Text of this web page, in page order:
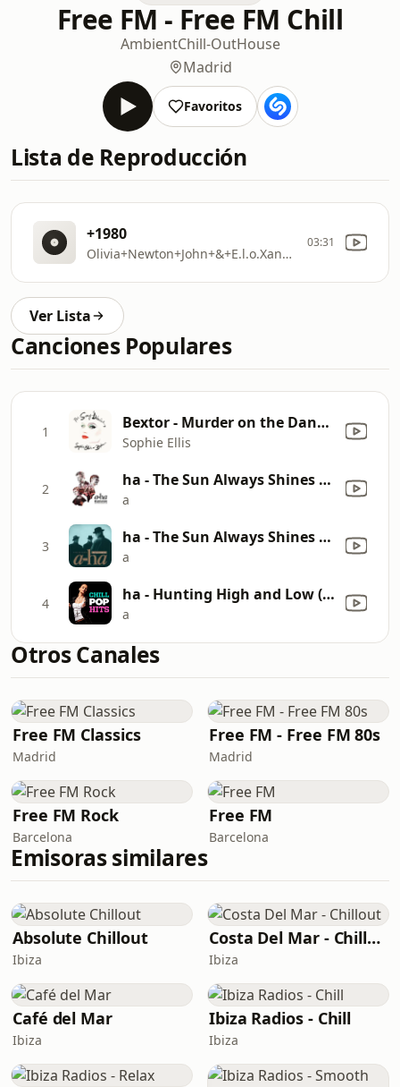
Free FM - Free FM Chill
AmbientChill-OutHouse
Madrid
Favoritos
Lista de Reproducción
+1980
Olivia+Newton+John+&+E.l.o.Xanadu+
03:31
Ver Lista
Canciones Populares
1 Bextor - Murder on the Dancefloor (Orchestral Disco Version) [Bonus Track]
Sophie Ellis
2 ha - The Sun Always Shines On TV (feat. Ingrid Helene Håvik) [MTV Unplugged]
a
3 ha - The Sun Always Shines on TV (Future Funk Squad's 'Radiant 4K' Remix)
a
4 ha - Hunting High and Low (2015 Remaster)
a
Otros Canales
Free FM Classics
Madrid
Free FM - Free FM 80s
Madrid
Free FM Rock
Barcelona
Free FM
Barcelona
Emisoras similares
Absolute Chillout
Ibiza
Costa Del Mar - Chillout
Ibiza
Café del Mar
Ibiza
Ibiza Radios - Chill
Ibiza